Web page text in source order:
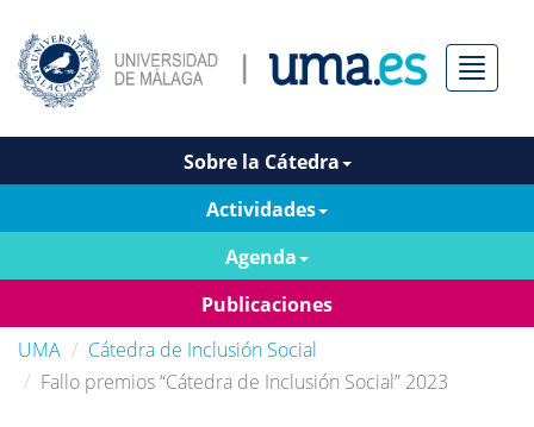
Menú
Sobre la Cátedra
Actividades
Agenda
Publicaciones
UMA
Cátedra de Inclusión Social
Fallo premios “Cátedra de Inclusión Social” 2023